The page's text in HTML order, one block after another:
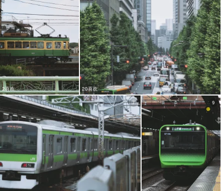
2喜欢 20喜欢
7 9